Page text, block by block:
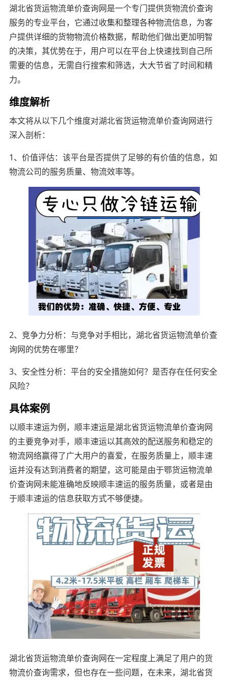
湖北省货运物流单价查询网是一个专门提供货物流价查询
服务的专业平台，它通过收集和整理各种物流信息，为客
户提供详细的货物物流价格数据，帮助他们做出更加明智
的决策，其优势在于，用户可以在平台上快速找到自己所
需要的信息，无需自行搜索和筛选，大大节省了时间和精
力。
维度解析
本文将从以下几个维度对湖北省货运物流单价查询网进行
深入剖析：
1、价值评估：该平台是否提供了足够的有价值的信息，如
物流公司的服务质量、物流效率等。
2、竞争力分析：与竞争对手相比，湖北省货运物流单价查
询网的优势在哪里？
3、安全性分析：平台的安全措施如何？是否存在任何安全
风险？
具体案例
以顺丰速运为例，顺丰速运是湖北省货运物流单价查询网
的主要竞争对手，顺丰速运以其高效的配送服务和稳定的
物流网络赢得了广大用户的喜爱，在服务质量上，顺丰速
运并没有达到消费者的期望，这可能是由于鄂货运物流单
价查询网未能准确地反映顺丰速运的服务质量，或者是由
于顺丰速运的信息获取方式不够便捷。
湖北省货运物流单价查询网在一定程度上满足了用户的货
物流价查询需求，但也存在一些问题，在未来，湖北省货